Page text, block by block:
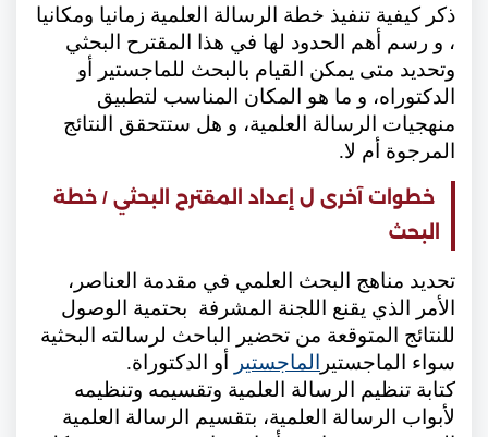
ذكر كيفية تنفيذ خطة الرسالة العلمية زمانيا ومكانيا
، و رسم أهم الحدود لها في هذا المقترح البحثي
وتحديد متى يمكن القيام بالبحث للماجستير أو
الدكتوراه، و ما هو المكان المناسب لتطبيق
منهجيات الرسالة العلمية، و هل ستتحقق النتائج
المرجوة أم لا.
خطوات آخرى ل إعداد المقترح البحثي / خطة
البحث
تحديد مناهج البحث العلمي في مقدمة العناصر،
الأمر الذي يقنع اللجنة المشرفة بحتمية الوصول
للنتائج المتوقعة من تحضير الباحث لرسالته البحثية
سواء الماجستير
الماجستير
أو الدكتوراة.
كتابة تنظيم الرسالة العلمية وتقسيمه وتنظيمه
لأبواب الرسالة العلمية، بتقسيم الرسالة العلمية